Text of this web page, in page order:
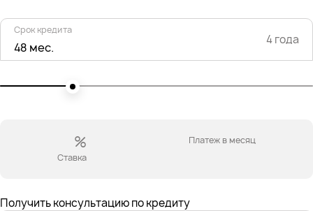
Срок кредита
48 мес. 4 года
%
Ставка
Платеж в месяц
Получить консультацию по кредиту